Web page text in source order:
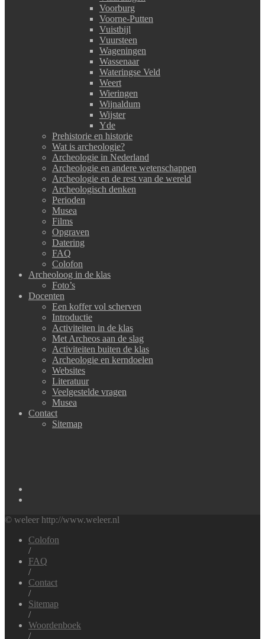
Voorburg
Voorne-Putten
Vuistbijl
Vuursteen
Wageningen
Wassenaar
Wateringse Veld
Weert
Wieringen
Wijnaldum
Wijster
Yde
Prehistorie en historie
Wat is archeologie?
Archeologie in Nederland
Archeologie en andere wetenschappen
Archeologie en de rest van de wereld
Archeologisch denken
Perioden
Musea
Films
Opgraven
Datering
FAQ
Colofon
Archeoloog in de klas
Foto’s
Docenten
Een koffer vol scherven
Introductie
Activiteiten in de klas
Met Archeos aan de slag
Activiteiten buiten de klas
Archeologie en kerndoelen
Websites
Literatuur
Veelgestelde vragen
Musea
Contact
Sitemap
© weleer http://www.weleer.nl
Colofon
/
FAQ
/
Contact
/
Sitemap
/
Woordenboek
/